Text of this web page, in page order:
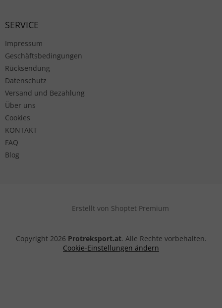
SERVICE
Impressum
Geschäftsbedingungen
Rücksendung
Datenschutz
Versand und Bezahlung
Über uns
Cookies
KONTAKT
FAQ
Blog
Erstellt von Shoptet Premium
Copyright 2026 Protreksport.at. Alle Rechte vorbehalten.
Cookie-Einstellungen ändern